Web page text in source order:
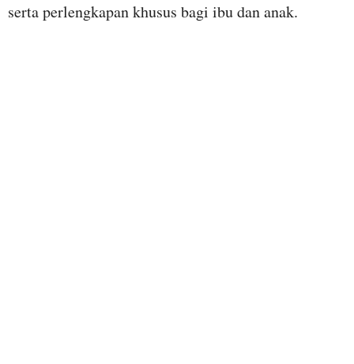
serta perlengkapan khusus bagi ibu dan anak.